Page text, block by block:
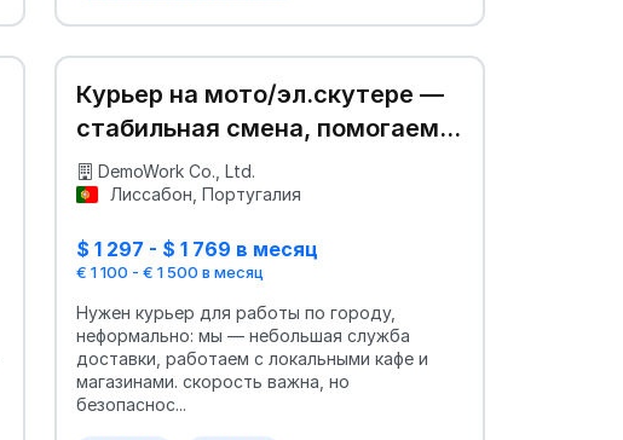
Курьер на мото/эл.скутере —
стабильная смена, помогаем с
документами
DemoWork Co., Ltd.
Лиссабон, Португалия
$ 1 297 - $ 1 769 в месяц
€ 1 100 - € 1 500 в месяц
Нужен курьер для работы по городу,
неформально: мы — небольшая служба
доставки, работаем с локальными кафе и
магазинами. скорость важна, но
безопаснос...